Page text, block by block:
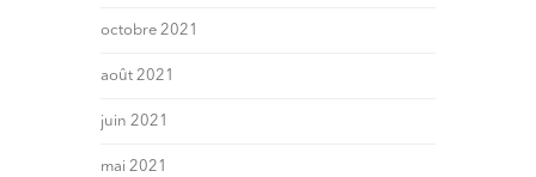
octobre 2021
août 2021
juin 2021
mai 2021